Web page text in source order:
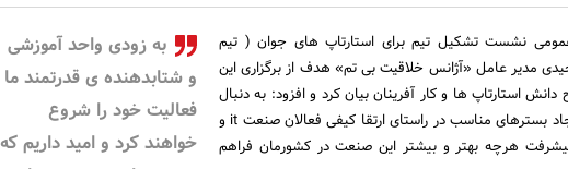
به زودی واحد آموزشی
و شتابدهنده ی قدرتمند ما
فعالیت خود را شروع
خواهند کرد و امید داریم که
نشست تشکیل تیم برای استارتاپ های جوان ( تیم
مدیر عامل «آژانس خلاقیت بی تم» هدف از برگزاری این
دانش استارتاپ ها و کار آفرینان بیان کرد و افزود: به دنبال
آن هستیم تا با ایجاد بسترهای مناسب در راستای ارتقا کیفی فعالان صنعت it و
هرچه بهتر و بیشتر این صنعت در کشورمان فراهم